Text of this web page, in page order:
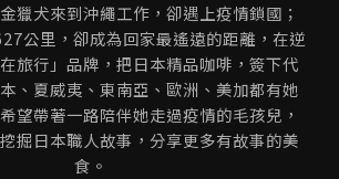
獵犬來到沖繩工作，卻遇上疫情鎖國；
公里，卻成為回家最遙遠的距離，在逆
旅行」品牌，把日本精品咖啡，簽下代
、夏威夷、東南亞、歐洲、美加都有她
望帶著一路陪伴她走過疫情的毛孩兒，
掘日本職人故事，分享更多有故事的美
食。